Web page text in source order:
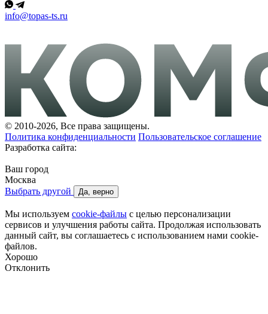
info@topas-ts.ru
© 2010-2026, Все права защищены.
Политика конфиденциальности Пользовательское соглашение
Разработка сайта:
Ваш город
Москва
Выбрать другой
Да, верно
Мы используем cookie-файлы с целью персонализации
сервисов и улучшения работы сайта. Продолжая использовать
данный сайт, вы соглашаетесь с использованием нами cookie-
файлов.
Хорошо
Отклонить